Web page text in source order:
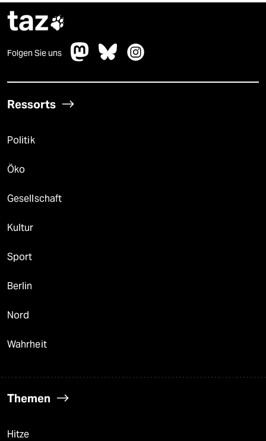
taz
Folgen Sie uns
Ressorts
Politik
Öko
Gesellschaft
Kultur
Sport
Berlin
Nord
Wahrheit
Themen
Hitze